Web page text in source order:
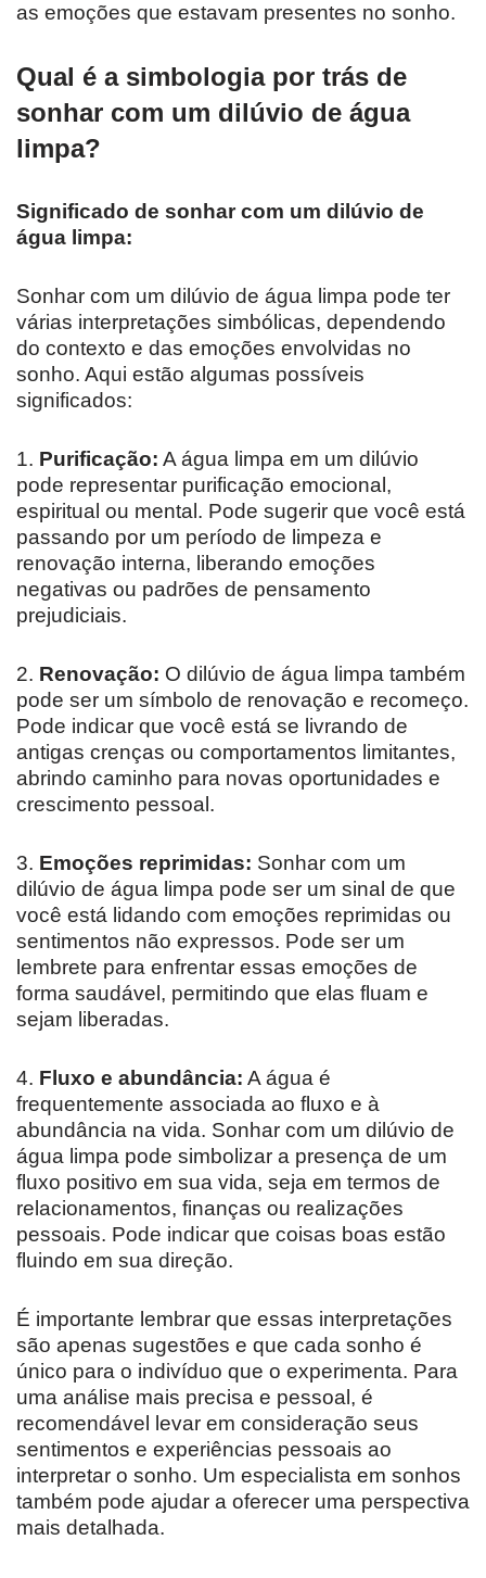
as emoções que estavam presentes no sonho.
Qual é a simbologia por trás de
sonhar com um dilúvio de água
limpa?
Significado de sonhar com um dilúvio de
água limpa:
Sonhar com um dilúvio de água limpa pode ter
várias interpretações simbólicas, dependendo
do contexto e das emoções envolvidas no
sonho. Aqui estão algumas possíveis
significados:
1. Purificação: A água limpa em um dilúvio
pode representar purificação emocional,
espiritual ou mental. Pode sugerir que você está
passando por um período de limpeza e
renovação interna, liberando emoções
negativas ou padrões de pensamento
prejudiciais.
2. Renovação: O dilúvio de água limpa também
pode ser um símbolo de renovação e recomeço.
Pode indicar que você está se livrando de
antigas crenças ou comportamentos limitantes,
abrindo caminho para novas oportunidades e
crescimento pessoal.
3. Emoções reprimidas: Sonhar com um
dilúvio de água limpa pode ser um sinal de que
você está lidando com emoções reprimidas ou
sentimentos não expressos. Pode ser um
lembrete para enfrentar essas emoções de
forma saudável, permitindo que elas fluam e
sejam liberadas.
4. Fluxo e abundância: A água é
frequentemente associada ao fluxo e à
abundância na vida. Sonhar com um dilúvio de
água limpa pode simbolizar a presença de um
fluxo positivo em sua vida, seja em termos de
relacionamentos, finanças ou realizações
pessoais. Pode indicar que coisas boas estão
fluindo em sua direção.
É importante lembrar que essas interpretações
são apenas sugestões e que cada sonho é
único para o indivíduo que o experimenta. Para
uma análise mais precisa e pessoal, é
recomendável levar em consideração seus
sentimentos e experiências pessoais ao
interpretar o sonho. Um especialista em sonhos
também pode ajudar a oferecer uma perspectiva
mais detalhada.